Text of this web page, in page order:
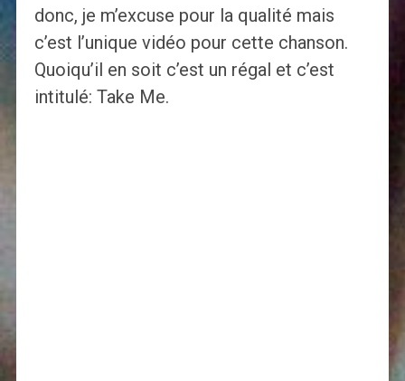
donc, je m’excuse pour la qualité mais
c’est l’unique vidéo pour cette chanson.
Quoiqu’il en soit c’est un régal et c’est
intitulé: Take Me.